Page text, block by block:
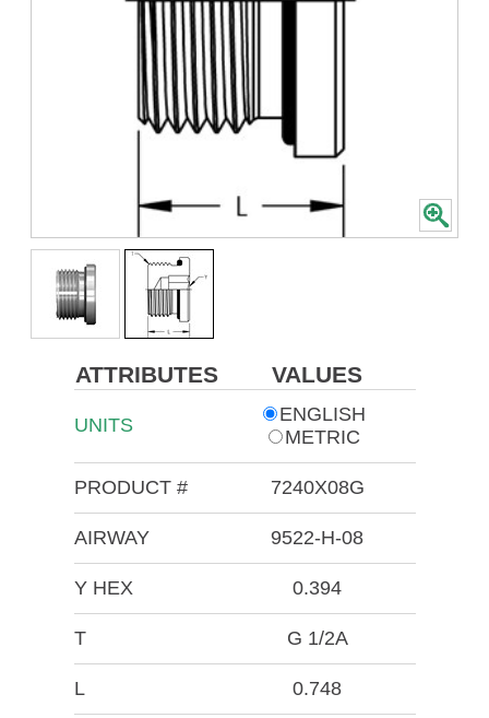
ATTRIBUTES VALUES
UNITS
ENGLISH
METRIC
PRODUCT # 7240X08G
AIRWAY 9522-H-08
Y HEX 0.394
T G 1/2A
L 0.748